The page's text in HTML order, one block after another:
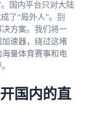
国内平台只对大陆
了“局外人”。别
方案。我们将一
速器，绕过这堵
量体育赛事和电
国内的直